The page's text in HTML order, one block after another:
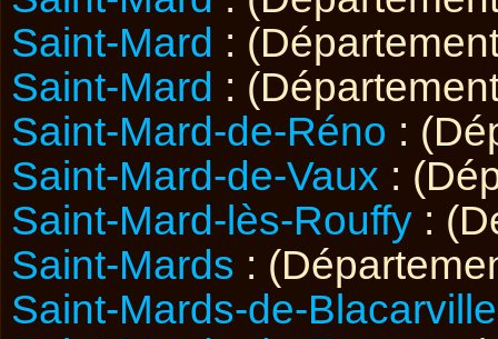
Saint-Mard :
Saint-Mard :
Saint-Mard-de-Réno :
Saint-Mard-de-Vaux :
Saint-Mard-lès-Rouffy :
Saint-Mards :
Saint-Mards-de-Blacarville